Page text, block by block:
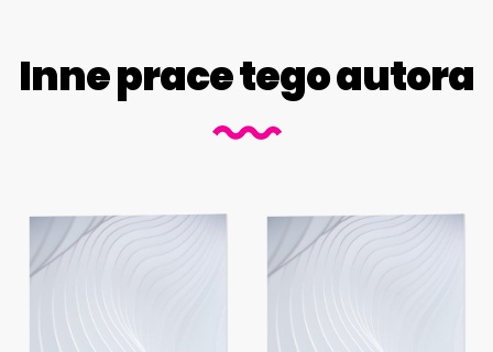
Inne prace tego autora